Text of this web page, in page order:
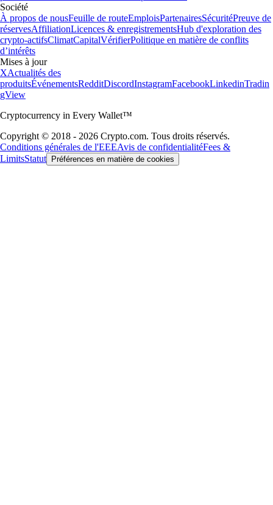
Société
À propos de nousFeuille de routeEmploisPartenairesSécuritéPreuve de
réservesAffiliationLicences & enregistrementsHub d'exploration des
crypto-actifsClimatCapitalVérifierPolitique en matière de conflits
d’intérêts
Mises à jour
XActualités des
produitsÉvénementsRedditDiscordInstagramFacebookLinkedinTradin
gView
Cryptocurrency in Every Wallet™
Copyright © 2018 - 2026 Crypto.com. Tous droits réservés.
Conditions générales de l'EEEAvis de confidentialitéFees &
LimitsStatut Préférences en matière de cookies